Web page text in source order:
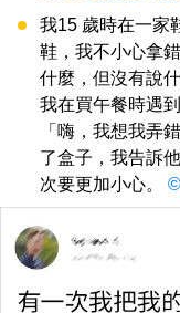
我15 歲時在一家
鞋，我不小心拿
什麼，但沒有說
我在買午餐時遇
「嗨，我想我弄
了盒子，我告訴
次要更加小心。